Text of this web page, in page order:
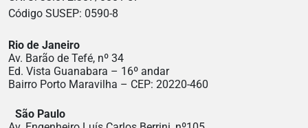
Código SUSEP: 0590-8
Rio de Janeiro
Av. Barão de Tefé, nº 34
Ed. Vista Guanabara – 16º andar
Bairro Porto Maravilha – CEP: 20220-460
São Paulo